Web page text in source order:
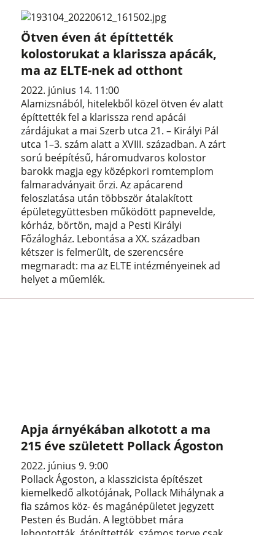
Ötven éven át építtették
kolostorukat a klarissza apácák,
ma az ELTE-nek ad otthont
2022. június 14. 11:00
Alamizsnából, hitelekből közel ötven év alatt
építtették fel a klarissza rend apácái
zárdájukat a mai Szerb utca 21. – Királyi Pál
utca 1–3. szám alatt a XVIII. században. A zárt
sorú beépítésű, háromudvaros kolostor
barokk magja egy középkori romtemplom
falmaradványait őrzi. Az apácarend
feloszlatása után többször átalakított
épületegyüttesben működött papnevelde,
kórház, börtön, majd a Pesti Királyi
Főzálogház. Lebontása a XX. században
kétszer is felmerült, de szerencsére
megmaradt: ma az ELTE intézményeinek ad
helyet a műemlék.
Apja árnyékában alkotott a ma
215 éve született Pollack Ágoston
2022. június 9. 9:00
Pollack Ágoston, a klasszicista építészet
kiemelkedő alkotójának, Pollack Mihálynak a
fia számos köz- és magánépületet jegyzett
Pesten és Budán. A legtöbbet mára